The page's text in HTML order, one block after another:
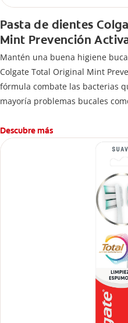
Pasta de dientes
Mint Prevención
Mantén una buena higiene
Colgate Total Original Mint
fórmula combate las bacterias
mayoría problemas bucales
caries.
Descubre más